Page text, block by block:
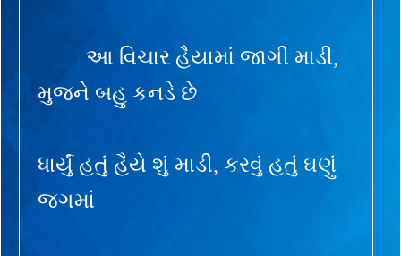
આ વિચાર હૈયામાં જાગી માડી,
મુજને બહુ કનડે છે
ધાર્યું હતું હૈયે શું માડી, કરવું હતું ઘણું
જગમાં